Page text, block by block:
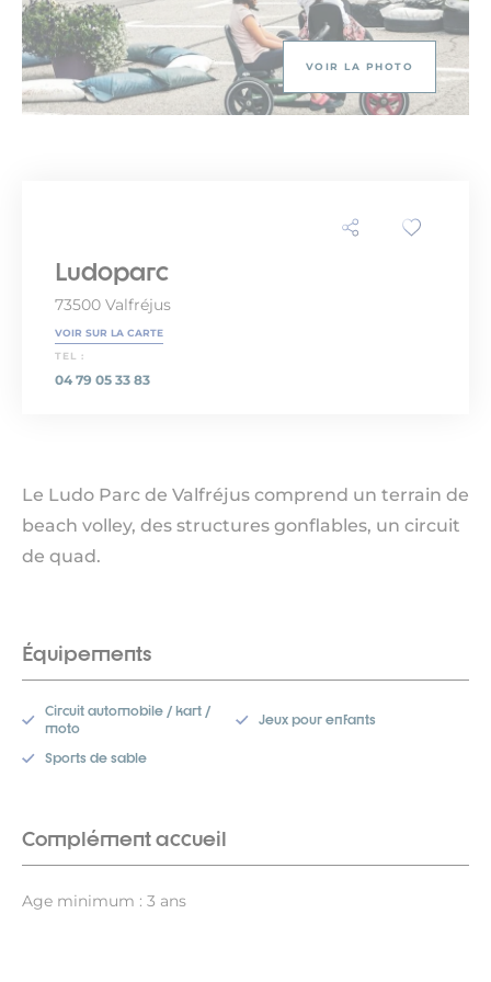
VOIR LA PHOTO
Le Ludo Parc de Valfréjus comprend un terrain de
beach volley, des structures gonflables, un circuit
de quad.
Équipements
Circuit automobile / kart /
moto
Jeux pour enfants
Sports de sable
Complément accueil
Age minimum : 3 ans
Ludoparc
73500 Valfréjus
VOIR SUR LA CARTE
TEL :
04 79 05 33 83